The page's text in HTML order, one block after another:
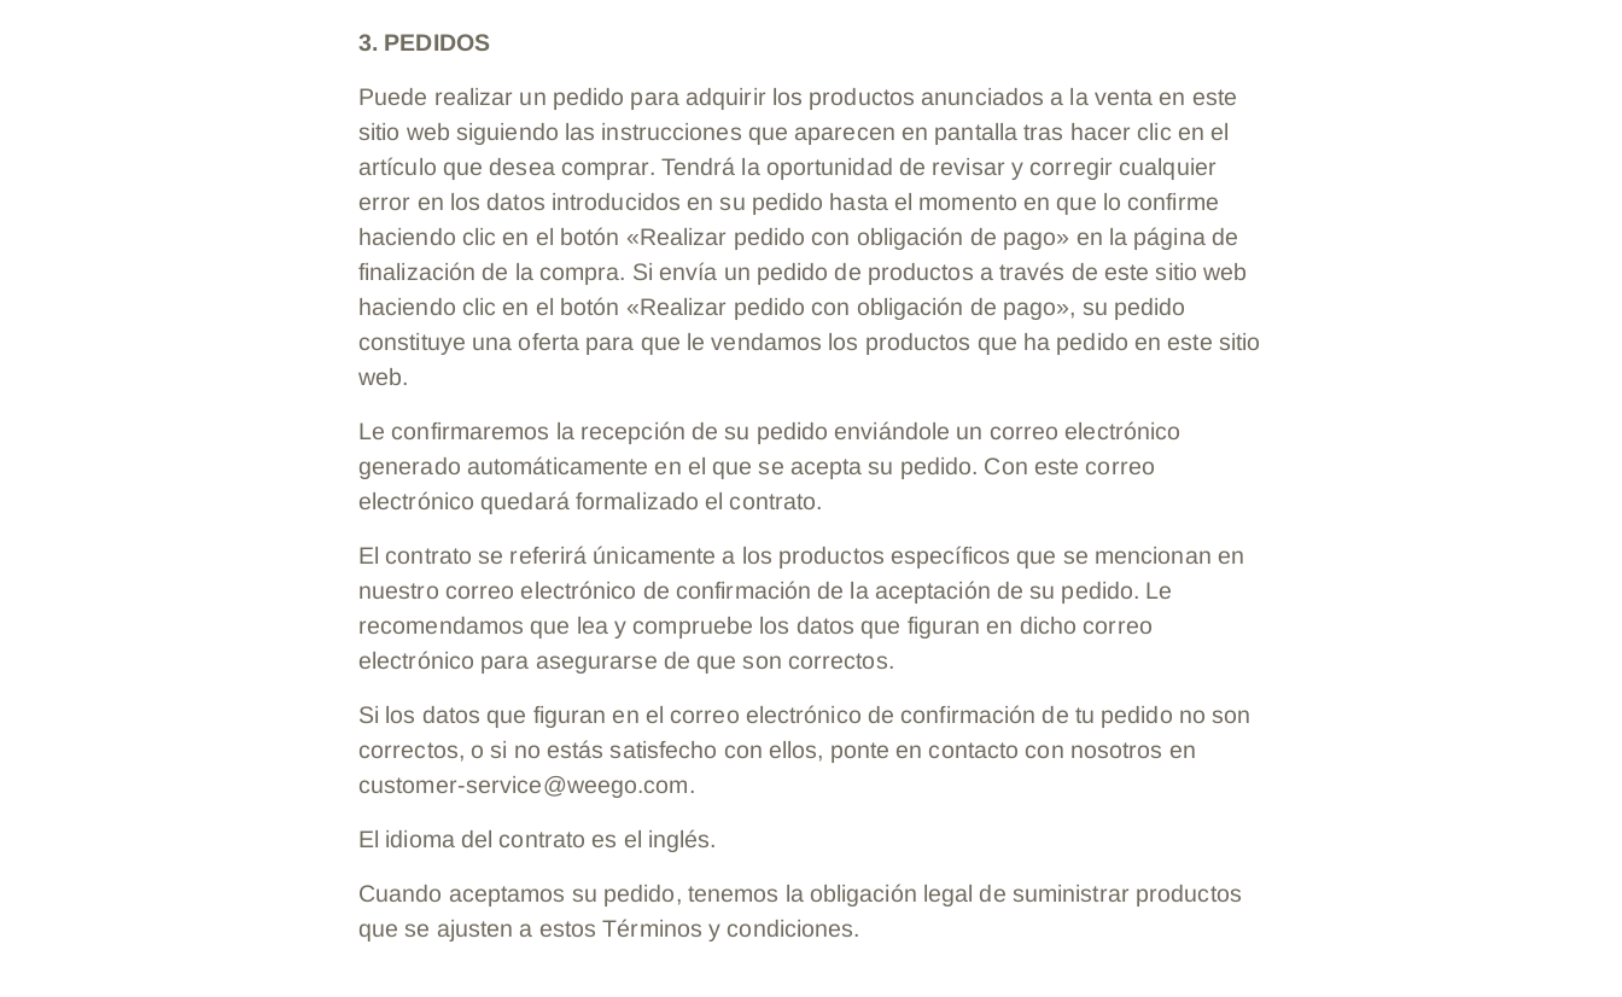
3. PEDIDOS
Puede realizar un pedido para adquirir los productos anunciados a la venta en este
sitio web siguiendo las instrucciones que aparecen en pantalla tras hacer clic en el
artículo que desea comprar. Tendrá la oportunidad de revisar y corregir cualquier
error en los datos introducidos en su pedido hasta el momento en que lo confirme
haciendo clic en el botón «Realizar pedido con obligación de pago» en la página de
finalización de la compra. Si envía un pedido de productos a través de este sitio web
haciendo clic en el botón «Realizar pedido con obligación de pago», su pedido
constituye una oferta para que le vendamos los productos que ha pedido en este sitio
web.
Le confirmaremos la recepción de su pedido enviándole un correo electrónico
generado automáticamente en el que se acepta su pedido. Con este correo
electrónico quedará formalizado el contrato.
El contrato se referirá únicamente a los productos específicos que se mencionan en
nuestro correo electrónico de confirmación de la aceptación de su pedido. Le
recomendamos que lea y compruebe los datos que figuran en dicho correo
electrónico para asegurarse de que son correctos.
Si los datos que figuran en el correo electrónico de confirmación de tu pedido no son
correctos, o si no estás satisfecho con ellos, ponte en contacto con nosotros en
customer-service@weego.com.
El idioma del contrato es el inglés.
Cuando aceptamos su pedido, tenemos la obligación legal de suministrar productos
que se ajusten a estos Términos y condiciones.